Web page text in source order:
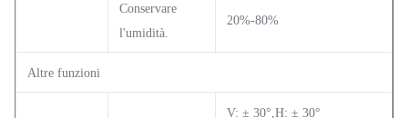
Conservare
l'umidità.
20%-80%
Altre funzioni
V: ± 30°,H: ± 30°